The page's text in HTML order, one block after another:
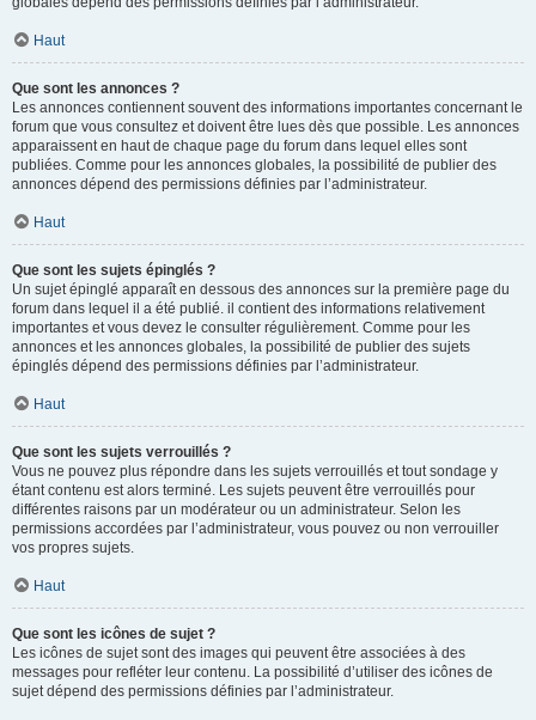
Haut
Que sont les annonces ?
Les annonces contiennent souvent des informations importantes concernant le
forum que vous consultez et doivent être lues dès que possible. Les annonces
apparaissent en haut de chaque page du forum dans lequel elles sont
publiées. Comme pour les annonces globales, la possibilité de publier des
annonces dépend des permissions définies par l’administrateur.
Haut
Que sont les sujets épinglés ?
Un sujet épinglé apparaît en dessous des annonces sur la première page du
forum dans lequel il a été publié. il contient des informations relativement
importantes et vous devez le consulter régulièrement. Comme pour les
annonces et les annonces globales, la possibilité de publier des sujets
épinglés dépend des permissions définies par l’administrateur.
Haut
Que sont les sujets verrouillés ?
Vous ne pouvez plus répondre dans les sujets verrouillés et tout sondage y
étant contenu est alors terminé. Les sujets peuvent être verrouillés pour
différentes raisons par un modérateur ou un administrateur. Selon les
permissions accordées par l’administrateur, vous pouvez ou non verrouiller
vos propres sujets.
Haut
Que sont les icônes de sujet ?
Les icônes de sujet sont des images qui peuvent être associées à des
messages pour refléter leur contenu. La possibilité d’utiliser des icônes de
sujet dépend des permissions définies par l’administrateur.